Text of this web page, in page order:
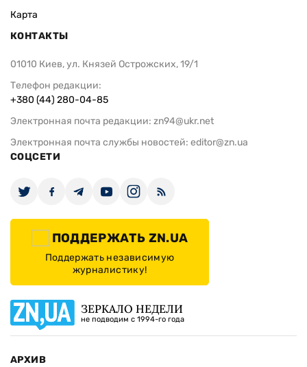
Карта
КОНТАКТЫ
01010 Киев, ул. Князей Острожских, 19/1
Телефон редакции:
+380 (44) 280-04-85
Электронная почта редакции: zn94@ukr.net
Электронная почта службы новостей: editor@zn.ua
СОЦСЕТИ
ПОДДЕРЖАТЬ ZN.UA
Поддержать независимую
журналистику!
ЗЕРКАЛО НЕДЕЛИ
не подводим с 1994-го года
АРХИВ